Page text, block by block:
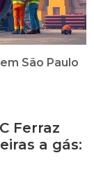
São Paulo
Ferraz
a gás: